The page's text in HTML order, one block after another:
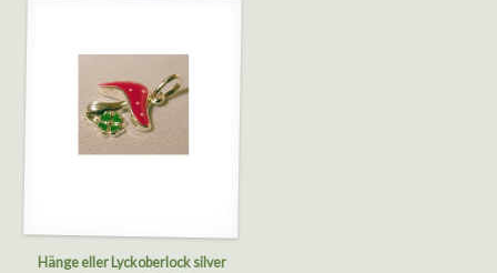
Hänge eller Lyckoberlock silver